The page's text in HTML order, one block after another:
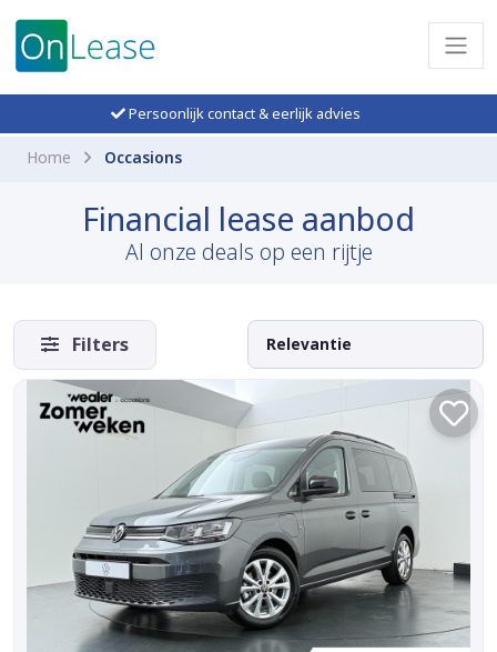
Persoonlijk contact & eerlijk advies
Home Occasions
Financial lease aanbod
Al onze deals op een rijtje
Filters